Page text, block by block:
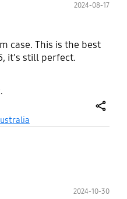
2024-08-17
case. This is the best
it's still perfect.
2024-10-30